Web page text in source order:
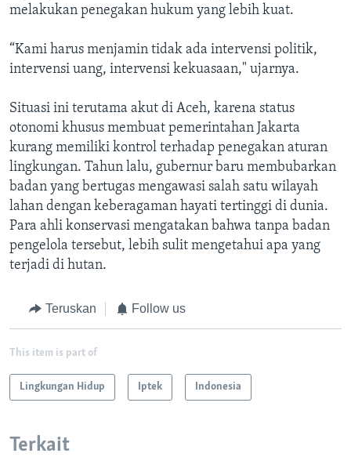
melakukan penegakan hukum yang lebih kuat.
“Kami harus menjamin tidak ada intervensi politik,
intervensi uang, intervensi kekuasaan," ujarnya.
Situasi ini terutama akut di Aceh, karena status
otonomi khusus membuat pemerintahan Jakarta
kurang memiliki kontrol terhadap penegakan aturan
lingkungan. Tahun lalu, gubernur baru membubarkan
badan yang bertugas mengawasi salah satu wilayah
lahan dengan keberagaman hayati tertinggi di dunia.
Para ahli konservasi mengatakan bahwa tanpa badan
pengelola tersebut, lebih sulit mengetahui apa yang
terjadi di hutan.
Teruskan Follow us
This item is part of
Lingkungan Hidup Iptek Indonesia
Terkait